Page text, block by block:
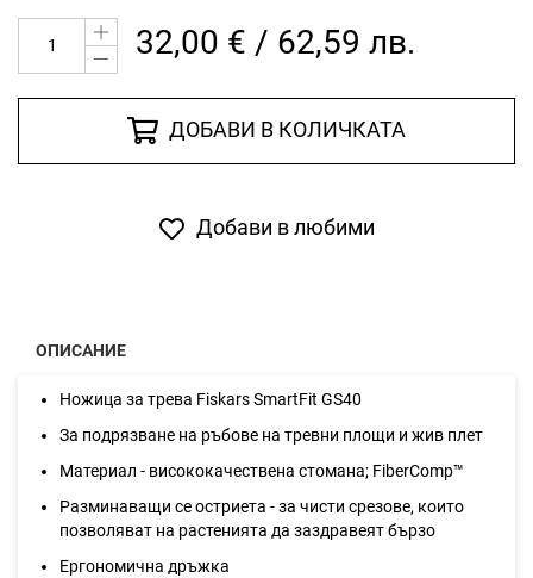
32,00 € / 62,59 лв.
ДОБАВИ В КОЛИЧКАТА
Добави в любими
ОПИСАНИЕ
Ножица за трева Fiskars SmartFit GS40
За подрязване на ръбове на тревни площи и жив плет
Mатериал - висококачествена стомана; FiberComp™
Разминаващи се остриета - за чисти срезове, които
позволяват на растенията да заздравеят бързо
Ергономична дръжка